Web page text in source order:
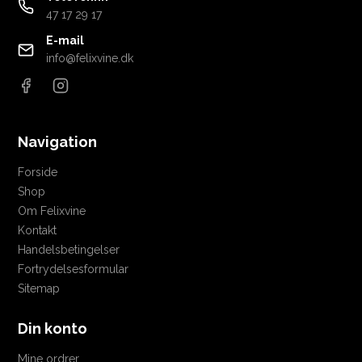
47 17 29 17
E-mail
info@felixvine.dk
Navigation
Forside
Shop
Om Felixvine
Kontakt
Handelsbetingelser
Fortrydelsesformular
Sitemap
Din konto
Mine ordrer